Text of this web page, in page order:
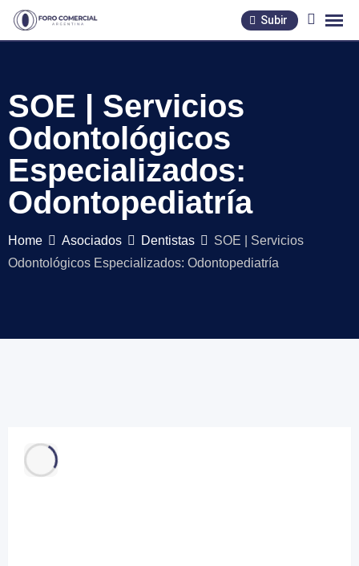
Skip
Subir
SOE | Servicios
Odontológicos
Especializados:
Odontopediatría
Home Asociados Dentistas
SOE | Servicios
Odontológicos Especializados: Odontopediatría